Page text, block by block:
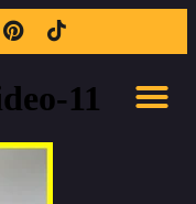
11